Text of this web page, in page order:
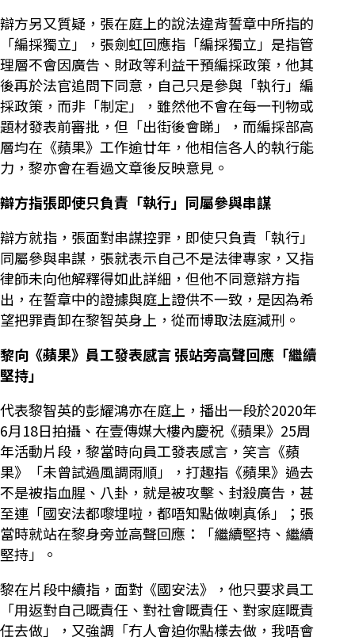
辯方另又質疑，張在庭上的說法違背誓章中所指的
「編採獨立」，張劍虹回應指「編採獨立」是指管
理層不會因廣告、財政等利益干預編採政策，他其
後再於法官追問下同意，自己只是參與「執行」編
採政策，而非「制定」，雖然他不會在每一刊物或
題材發表前審批，但「出街後會睇」，而編採部高
層均在《蘋果》工作逾廿年，他相信各人的執行能
力，黎亦會在看過文章後反映意見。
辯方指張即使只負責「執行」同屬參與串謀
辯方就指，張面對串謀控罪，即使只負責「執行」
同屬參與串謀，張就表示自己不是法律專家，又指
律師未向他解釋得如此詳細，但他不同意辯方指
出，在誓章中的證據與庭上證供不一致，是因為希
望把罪責卸在黎智英身上，從而博取法庭減刑。
黎向《蘋果》員工發表感言 張站旁高聲回應「繼續
堅持」
代表黎智英的彭耀鴻亦在庭上，播出一段於2020年
6月18日拍攝、在壹傳媒大樓內慶祝《蘋果》25周
年活動片段，黎當時向員工發表感言，笑言《蘋
果》「未曾試過風調雨順」，打趣指《蘋果》過去
不是被指血腥、八卦，就是被攻擊、封殺廣告，甚
至連「國安法都嚟埋啦，都唔知點做喇真係」；張
當時就站在黎身旁並高聲回應：「繼續堅持、繼續
堅持」。
黎在片段中續指，面對《國安法》，他只要求員工
「用返對自己嘅責任、對社會嘅責任、對家庭嘅責
任去做」，又強調「冇人會迫你點樣去做，我唔會